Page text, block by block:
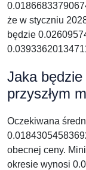
że w styczniu
będzie
Jaka
przyszłym
Oczekiwana
obecnej ceny.
okresie wynosi